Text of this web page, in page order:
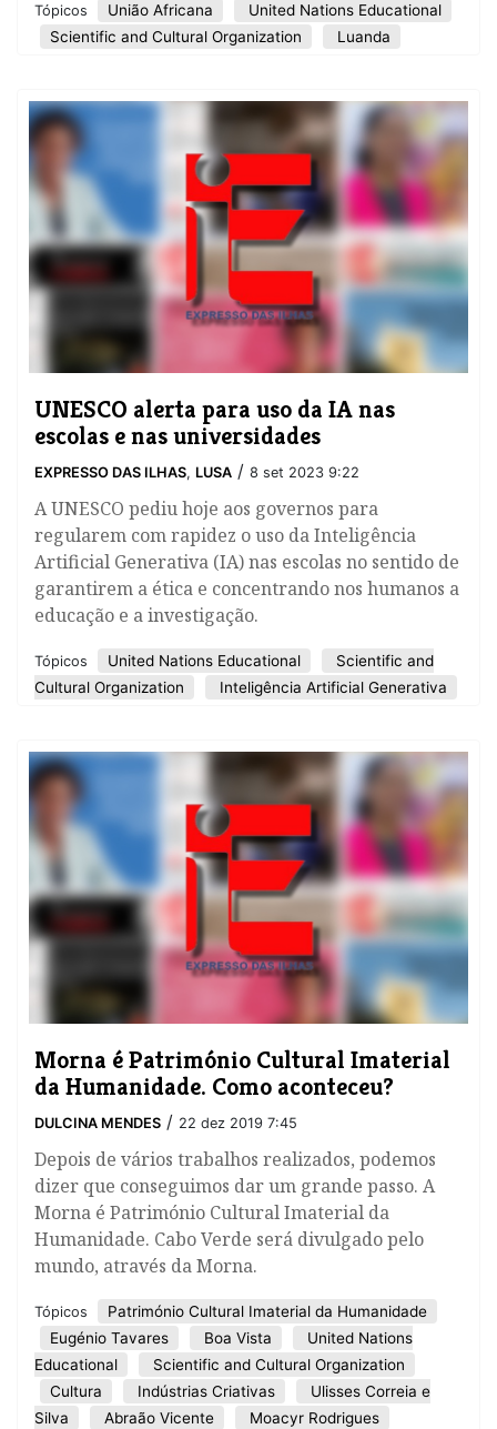
Tópicos União Africana
United Nations Educational
Scientific and Cultural Organization
Luanda
UNESCO alerta para uso da IA nas
escolas e nas universidades
EXPRESSO DAS ILHAS, LUSA / 8 set 2023 9:22
A UNESCO pediu hoje aos governos para
regularem com rapidez o uso da Inteligência
Artificial Generativa (IA) nas escolas no sentido de
garantirem a ética e concentrando nos humanos a
educação e a investigação.
Tópicos United Nations Educational
Scientific and
Cultural Organization
Inteligência Artificial Generativa
Morna é Património Cultural Imaterial
da Humanidade. Como aconteceu?
DULCINA MENDES / 22 dez 2019 7:45
Depois de vários trabalhos realizados, podemos
dizer que conseguimos dar um grande passo. A
Morna é Património Cultural Imaterial da
Humanidade. Cabo Verde será divulgado pelo
mundo, através da Morna.
Tópicos
Património Cultural Imaterial da Humanidade
Eugénio Tavares
Boa Vista
United Nations
Educational
Scientific and Cultural Organization
Cultura
Indústrias Criativas
Ulisses Correia e
Silva
Abraão Vicente
Moacyr Rodrigues